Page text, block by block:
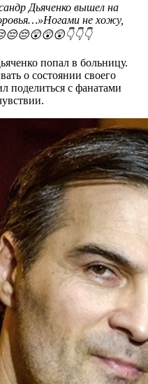
Дьяченко вышел на
не хожу,
попал в больницу.
о состоянии своего
поделиться с фанатами